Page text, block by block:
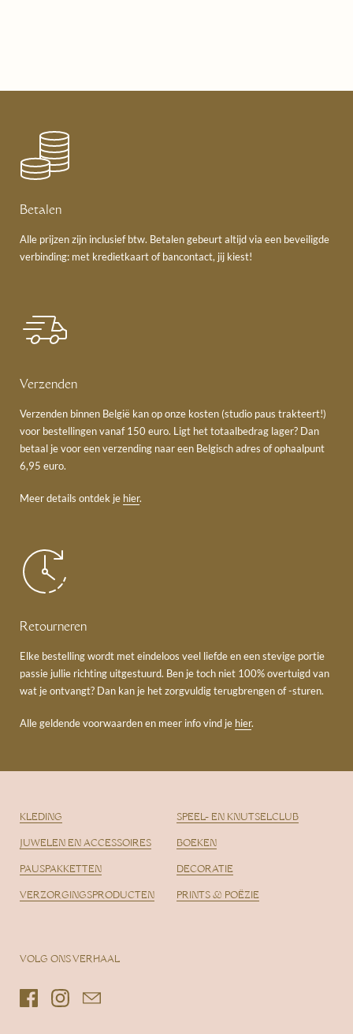
Betalen
Alle prijzen zijn inclusief btw. Betalen gebeurt altijd via een beveiligde
verbinding: met kredietkaart of bancontact, jij kiest!
Verzenden
Verzenden binnen België kan op onze kosten (studio paus trakteert!)
voor bestellingen vanaf 150 euro. Ligt het totaalbedrag lager? Dan
betaal je voor een verzending naar een Belgisch adres of ophaalpunt
6,95 euro.
Meer details ontdek je hier.
Retourneren
Elke bestelling wordt met eindeloos veel liefde en een stevige portie
passie jullie richting uitgestuurd. Ben je toch niet 100% overtuigd van
wat je ontvangt? Dan kan je het zorgvuldig terugbrengen of -sturen.
Alle geldende voorwaarden en meer info vind je hier.
KLEDING
JUWELEN EN ACCESSOIRES
PAUSPAKKETTEN
VERZORGINGSPRODUCTEN
SPEEL- EN KNUTSELCLUB
BOEKEN
DECORATIE
PRINTS & POËZIE
VOLG ONS VERHAAL
FacebookInstagramEmail